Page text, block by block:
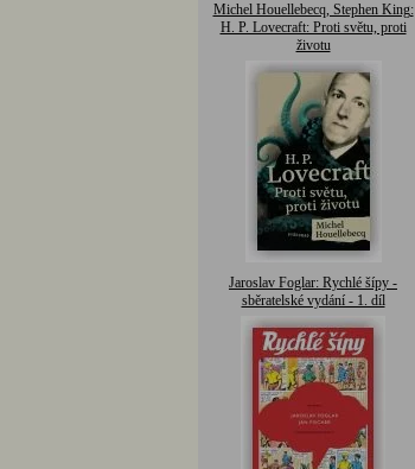
Michel Houellebecq, Stephen King:
H. P. Lovecraft: Proti světu, proti
životu
Jaroslav Foglar: Rychlé šípy -
sběratelské vydání - 1. díl